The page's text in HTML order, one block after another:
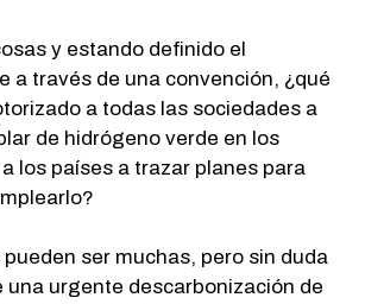
y estando definido el
a través de una convención, ¿qué
a todas las sociedades a
de hidrógeno verde en los
los países a trazar planes para
ser muchas, pero sin duda
una urgente descarbonización de